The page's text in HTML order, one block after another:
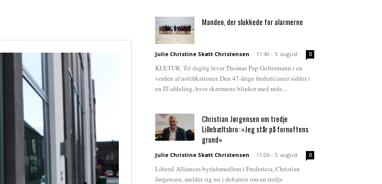
Manden, der slukkede for alarmerne
Julie Christine Skøtt Christensen - 11:40 - 5. august 0
KULTUR. Til daglig lever Thomas Pap Goltermann i en
verden af notifikationer. Den 47-årige fredericianer sidder i
en IT-afdeling, hvor skærmene blinker med røde...
Christian Jørgensen om tredje
Lillebæltsbro: »Jeg står på fornuftens
grund«
Julie Christine Skøtt Christensen - 11:06 - 5. august 0
Liberal Alliances byrådsmedlem i Fredericia, Christian
Jørgensen, melder sig nu i debatten om en tredje